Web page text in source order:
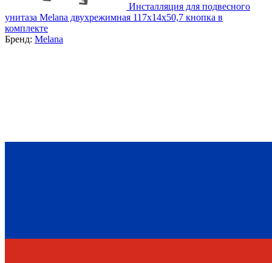
Инсталляция для подвесного
унитаза Melana двухрежимная 117x14x50,7 кнопка в
комплекте
Бренд: Melana